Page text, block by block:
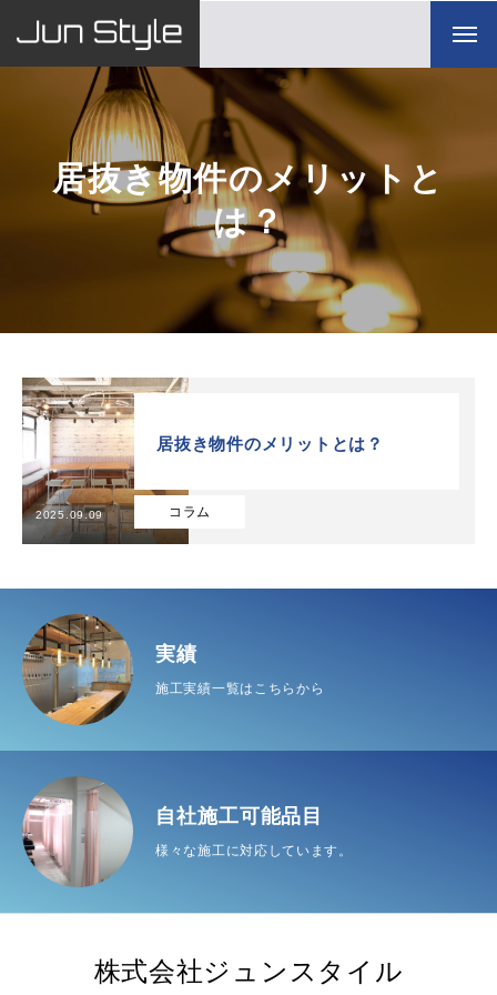
TOP
自社施工可能品目
実績
インフォメーション
会社概要
お問い合わせ
TOP 自社施工可能品目
居抜き物件のメリットと
は？
コラム
居抜き物件のメリットとは？
2025.09.09
実績
施工実績一覧はこちらから
自社施工可能品目
様々な施工に対応しています。
株式会社ジュンスタイル